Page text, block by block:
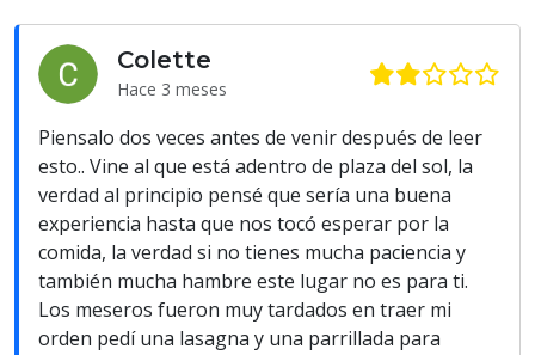
Colette
Hace 3 meses
Piensalo dos veces antes de venir después de leer
esto.. Vine al que está adentro de plaza del sol, la
verdad al principio pensé que sería una buena
experiencia hasta que nos tocó esperar por la
comida, la verdad si no tienes mucha paciencia y
también mucha hambre este lugar no es para ti.
Los meseros fueron muy tardados en traer mi
orden pedí una lasagna y una parrillada para